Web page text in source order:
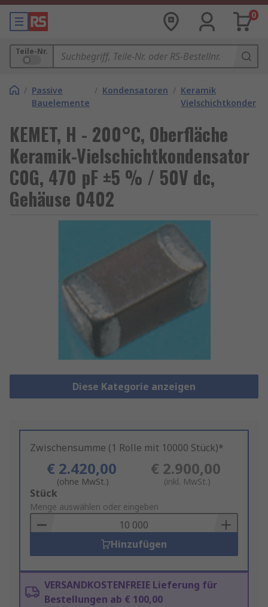
0
Teile-Nr.
/ Passive
Bauelemente
/ Kondensatoren / Keramik
KEMET, H - 200°C, Oberfläche
Keramik-Vielschichtkondensator
C0G, 470 pF ±5 % / 50V dc,
Gehäuse 0402
Diese Kategorie anzeigen
Zwischensumme (1 Rolle mit 10000 Stück)*
€ 2.420,00
(ohne MwSt.)
€ 2.900,00
(inkl. MwSt.)
Add
to
Basket
Stück
Menge auswählen oder eingeben
Hinzufügen
VERSANDKOSTENFREIE Lieferung für
Bestellungen ab € 100,00